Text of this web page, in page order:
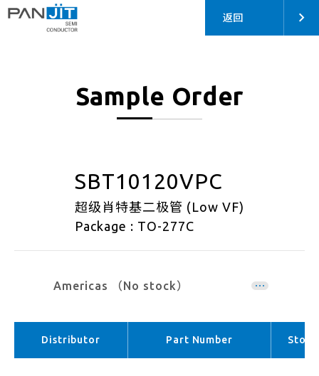
返回
Sample Order
SBT10120VPC
超级肖特基二极管 (Low VF)
Package : TO-277C
Americas （No stock）
APAC （No stock）
Distributor Part Number Stock